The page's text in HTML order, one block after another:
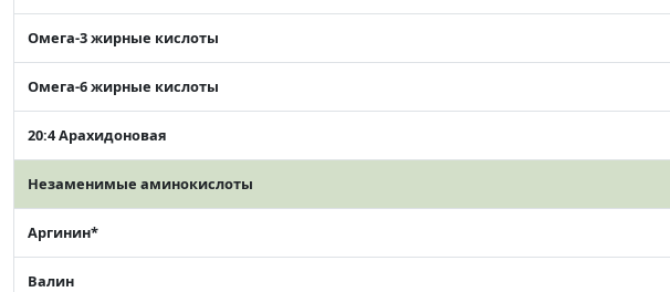
Омега-3 жирные кислоты
Омега-6 жирные кислоты
20:4 Арахидоновая
Незаменимые аминокислоты
Аргинин*
Валин